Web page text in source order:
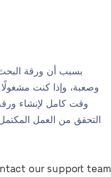
بسبب أن ورقة
وصعبة، وإذا كنت مشغولًا
وقت كامل لإنشاء ورقة
التحقق من العمل
our support team.